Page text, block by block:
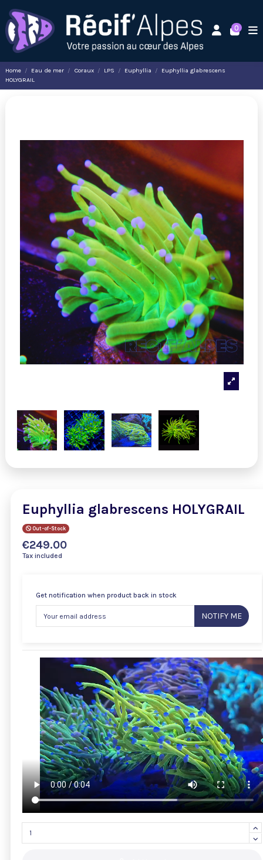
0
Home Eau de mer Coraux LPS Euphyllia
Euphyllia glabrescens
HOLYGRAIL
Euphyllia glabrescens HOLYGRAIL
Out-of-Stock
€249.00
Tax included
Get notification when product back in stock
NOTIFY ME